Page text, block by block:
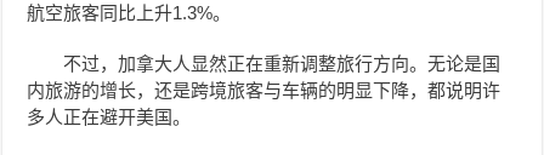
航空旅客同比上升1.3%。
不过，加拿大人显然正在重新调整旅行方向。无论是国
内旅游的增长，还是跨境旅客与车辆的明显下降，都说明许
多人正在避开美国。